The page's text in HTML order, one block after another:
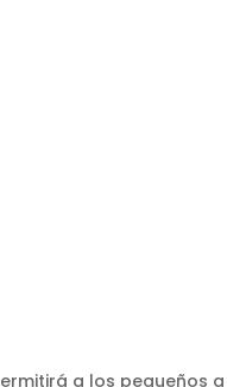
a los